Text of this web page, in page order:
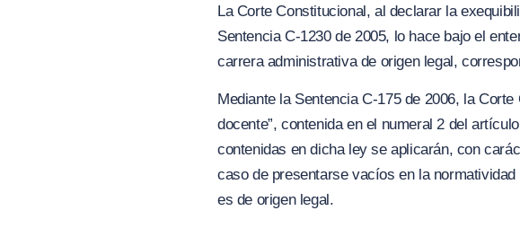
La Corte Constitucional, al declarar la
Sentencia C-1230 de 2005, lo hace bajo el
carrera administrativa de origen legal,
Mediante la Sentencia C-175 de 2006, la
docente”, contenida en el numeral 2 del
contenidas en dicha ley se aplicarán, con
caso de presentarse vacíos en la
es de origen legal.